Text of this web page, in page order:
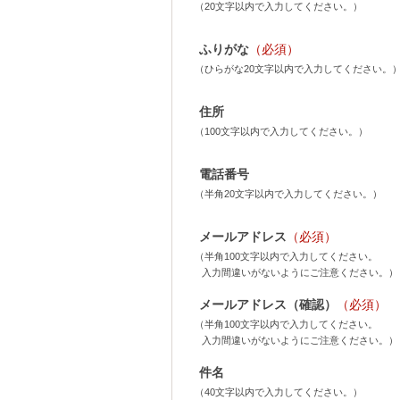
（20文字以内で入力してください。）
ふりがな （必須）
（ひらがな20文字以内で入力してください。
住所
（100文字以内で入力してください。）
電話番号
（半角20文字以内で入力してください。）
メールアドレス （必須）
（半角100文字以内で入力してください。
入力間違いがないようにご注意ください。）
メールアドレス（確認） （必須）
（半角100文字以内で入力してください。
入力間違いがないようにご注意ください。）
件名
（40文字以内で入力してください。）